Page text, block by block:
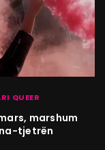
QUEER
marshum
tjetrën